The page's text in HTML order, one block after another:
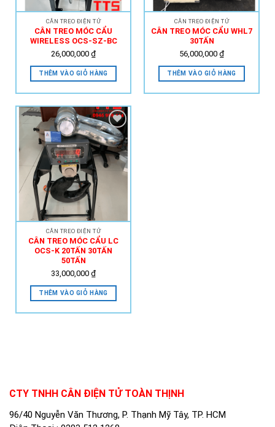
CÂN TREO ĐIỆN TỬ
CÂN TREO MÓC CẨU
WIRELESS OCS-SZ-BC
26,000,000 ₫
THÊM VÀO GIỎ HÀNG
CÂN TREO ĐIỆN TỬ
CÂN TREO MÓC CẨU WHL7
30TẤN
56,000,000 ₫
THÊM VÀO GIỎ HÀNG
Add to
Wishlist
CÂN TREO ĐIỆN TỬ
CÂN TREO MÓC CẨU LC
OCS-K 20TẤN 30TẤN
50TẤN
33,000,000 ₫
THÊM VÀO GIỎ HÀNG
CTY TNHH CÂN ĐIỆN TỬ TOÀN THỊNH
96/40 Nguyễn Văn Thương, P. Thạnh Mỹ Tây, TP. HCM